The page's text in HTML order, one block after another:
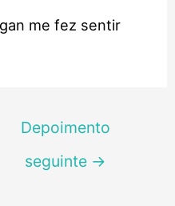
me fez sentir
Depoimento
seguinte →